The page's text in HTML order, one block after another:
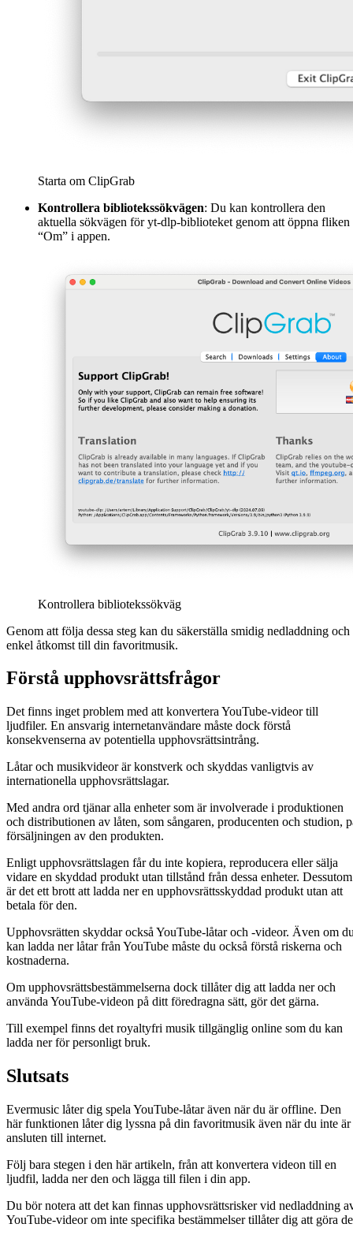
Starta om ClipGrab
Kontrollera bibliotekssökvägen: Du kan kontrollera den
aktuella sökvägen för yt-dlp-biblioteket genom att öppna fliken
“Om” i appen.
Kontrollera bibliotekssökväg
Genom att följa dessa steg kan du säkerställa smidig nedladdning och
enkel åtkomst till din favoritmusik.
Förstå upphovsrättsfrågor
Det finns inget problem med att konvertera YouTube-videor till
ljudfiler. En ansvarig internetanvändare måste dock förstå
konsekvenserna av potentiella upphovsrättsintrång.
Låtar och musikvideor är konstverk och skyddas vanligtvis av
internationella upphovsrättslagar.
Med andra ord tjänar alla enheter som är involverade i produktionen
och distributionen av låten, som sångaren, producenten och studion,
försäljningen av den produkten.
Enligt upphovsrättslagen får du inte kopiera, reproducera eller sälja
vidare en skyddad produkt utan tillstånd från dessa enheter. Dessutom
är det ett brott att ladda ner en upphovsrättsskyddad produkt utan att
betala för den.
Upphovsrätten skyddar också YouTube-låtar och -videor. Även om
kan ladda ner låtar från YouTube måste du också förstå riskerna och
kostnaderna.
Om upphovsrättsbestämmelserna dock tillåter dig att ladda ner och
använda YouTube-videon på ditt föredragna sätt, gör det gärna.
Till exempel finns det royaltyfri musik tillgänglig online som du kan
ladda ner för personligt bruk.
Slutsats
Evermusic låter dig spela YouTube-låtar även när du är offline. Den
här funktionen låter dig lyssna på din favoritmusik även när du inte är
ansluten till internet.
Följ bara stegen i den här artikeln, från att konvertera videon till en
ljudfil, ladda ner den och lägga till filen i din app.
Du bör notera att det kan finnas upphovsrättsrisker vid nedladdning
YouTube-videor om inte specifika bestämmelser tillåter dig att göra